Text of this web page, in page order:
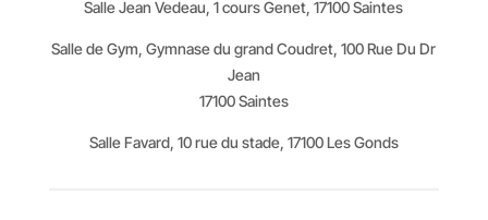
Salle Jean Vedeau, 1 cours Genet, 17100 Saintes
Salle de Gym, Gymnase du grand Coudret, 100 Rue Du Dr
Jean
17100 Saintes
Salle Favard, 10 rue du stade, 17100 Les Gonds